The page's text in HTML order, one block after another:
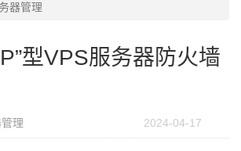
器管理
型VPS服务器防火墙
理 2024-04-17